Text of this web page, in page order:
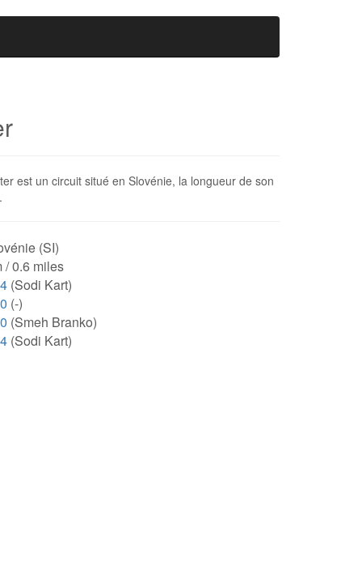
est un circuit situé en Slovénie, la longueur de son
(SI)
/ 0.6 miles
(Sodi Kart)
(-)
(Smeh Branko)
(Sodi Kart)